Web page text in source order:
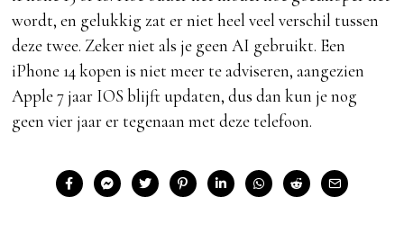
wordt, en gelukkig zat er niet heel veel verschil tussen
deze twee. Zeker niet als je geen AI gebruikt. Een
iPhone 14 kopen is niet meer te adviseren, aangezien
Apple 7 jaar IOS blijft updaten, dus dan kun je nog
geen vier jaar er tegenaan met deze telefoon.